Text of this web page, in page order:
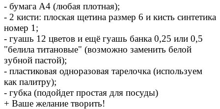
- бумага А4 (любая плотная);
- 2 кисти: плоская щетина размер 6 и кисть синтетика
номер 1;
- гуашь 12 цветов и ещё гуашь банка 0,25 или 0,5
"белила титановые" (возможно заменить белой
зубной пастой);
- пластиковая одноразовая тарелочка (используем
как палитру);
- губка (подойдет простая для посуды)
+ Ваше желание творить!